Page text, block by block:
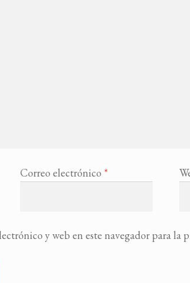
Correo electrónico *
y web en este navegador para la